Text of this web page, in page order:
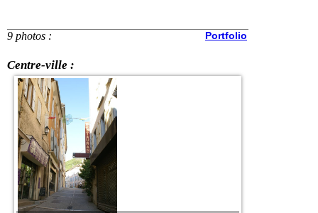
9 photos : Portfolio
Centre-ville :